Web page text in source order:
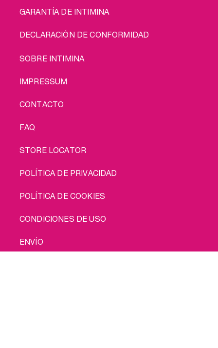
GARANTÍA DE INTIMINA
DECLARACIÓN DE CONFORMIDAD
LEGAL
SOBRE INTIMINA
IMPRESSUM
CONTACTO
FAQ
STORE LOCATOR
POLÍTICA DE PRIVACIDAD
POLÍTICA DE COOKIES
CONDICIONES DE USO
ENVÍO